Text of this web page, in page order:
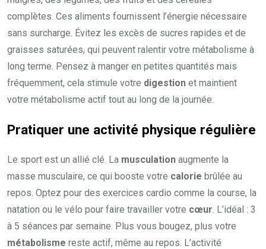
complètes. Ces aliments fournissent l’énergie nécessaire
sans surcharge. Évitez les excès de sucres rapides et de
graisses saturées, qui peuvent ralentir votre métabolisme à
long terme. Pensez à manger en petites quantités mais
fréquemment, cela stimule votre digestion et maintient
votre métabolisme actif tout au long de la journée.
Pratiquer une activité physique régulière
Le sport est un allié clé. La musculation augmente la
masse musculaire, ce qui booste votre calorie brûlée au
repos. Optez pour des exercices cardio comme la course, la
natation ou le vélo pour faire travailler votre cœur. L’idéal : 3
à 5 séances par semaine. Plus vous bougez, plus votre
métabolisme reste actif, même au repos. L’activité